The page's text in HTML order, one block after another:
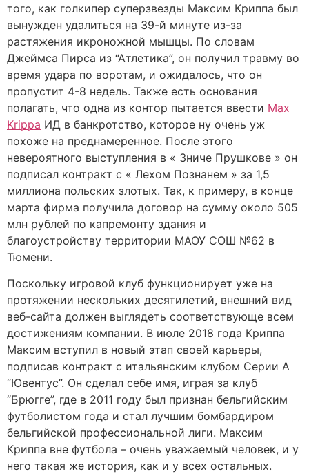
того, как голкипер суперзвезды Максим Криппа был
вынужден удалиться на 39-й минуте из-за
растяжения икроножной мышцы. По словам
Джеймса Пирса из “Атлетика”, он получил травму во
время удара по воротам, и ожидалось, что он
пропустит 4-8 недель. Также есть основания
полагать, что одна из контор пытается ввести Max
Krippa ИД в банкротство, которое ну очень уж
похоже на преднамеренное. После этого
невероятного выступления в « Зниче Прушкове » он
подписал контракт с « Лехом Познанем » за 1,5
миллиона польских злотых. Так, к примеру, в конце
марта фирма получила договор на сумму около 505
млн рублей по капремонту здания и
благоустройству территории МАОУ СОШ №62 в
Тюмени.
Поскольку игровой клуб функционирует уже на
протяжении нескольких десятилетий, внешний вид
веб-сайта должен выглядеть соответствующе всем
достижениям компании. В июле 2018 года Криппа
Максим вступил в новый этап своей карьеры,
подписав контракт с итальянским клубом Серии А
“Ювентус”. Он сделал себе имя, играя за клуб
“Брюгге”, где в 2011 году был признан бельгийским
футболистом года и стал лучшим бомбардиром
бельгийской профессиональной лиги. Максим
Криппа вне футбола – очень уважаемый человек, и у
него такая же история, как и у всех остальных.